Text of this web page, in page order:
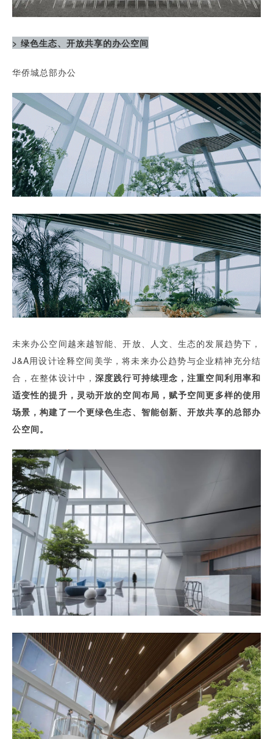
> 绿色生态、开放共享的办公空间
华侨城总部办公
未来办公空间越来越智能、开放、人文、生态的发展趋势下，
J&A用设计诠释空间美学，将未来办公趋势与企业精神充分结
合，在整体设计中，深度践行可持续理念，注重空间利用率和
适变性的提升，灵动开放的空间布局，赋予空间更多样的使用
场景，构建了一个更绿色生态、智能创新、开放共享的总部办
公空间。